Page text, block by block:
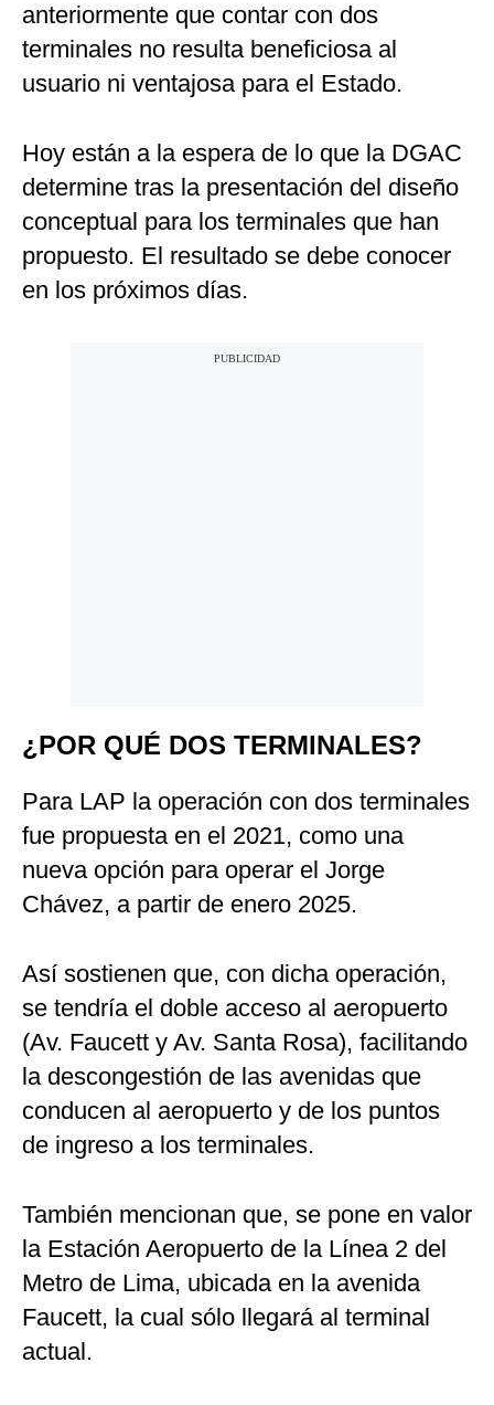
anteriormente que contar con dos
terminales no resulta beneficiosa al
usuario ni ventajosa para el Estado.
Hoy están a la espera de lo que la DGAC
determine tras la presentación del diseño
conceptual para los terminales que han
propuesto. El resultado se debe conocer
en los próximos días.
¿POR QUÉ DOS TERMINALES?
Para LAP la operación con dos terminales
fue propuesta en el 2021, como una
nueva opción para operar el Jorge
Chávez, a partir de enero 2025.
Así sostienen que, con dicha operación,
se tendría el doble acceso al aeropuerto
(Av. Faucett y Av. Santa Rosa), facilitando
la descongestión de las avenidas que
conducen al aeropuerto y de los puntos
de ingreso a los terminales.
También mencionan que, se pone en valor
la Estación Aeropuerto de la Línea 2 del
Metro de Lima, ubicada en la avenida
Faucett, la cual sólo llegará al terminal
actual.